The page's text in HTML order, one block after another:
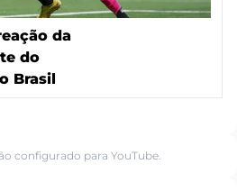
da
do
Brasil
configurado para YouTube.